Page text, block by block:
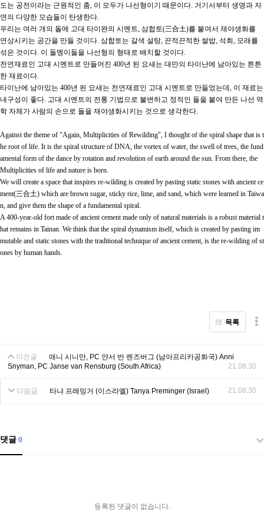
도는 공전이라는 근원적인 춤, 이 모두가 나선형이기 때문이다. 거기서부터 생명과 자
연의 다양한 모습들이 탄생한다.
우리는 여러 개의 돌에 고대 타이완의 시멘트, 삼합토(三合土)를 붙여서 재야생화를
연상시키는 공간을 만들 것이다. 삼합토는 갈색 설탕, 끈적끈적한 쌀밥, 석회, 모래를
섞은 것이다. 이 돌멩이들을 나선형의 형태로 배치할 것이다.
천연재료인 고대 시멘트로 만들어진 400년 된 요새는 대만의 타이난에 남아있는 튼튼
한 재료이다.
타이난에 남아있는 400년 된 요새는 천연재료인 고대 시멘트로 만들었는데, 이 재료는
내구성이 좋다. 고대 시멘트의 전통 기법으로 불변하고 정적인 돌을 붙여 만든 나선 역
학 자체가 사람의 손으로 돌을 재야생화시키는 것으로 생각한다.
Against the theme of "Again, Multiplicities of Rewilding", I thought of the spiral shape that is t
he root of life. It is the spiral structure of DNA, the vortex of water, the swell of trees, the fund
amental form of the dance by rotation and revolution of earth around the sun. From there, the
Multiplicities of life and nature is born.
We will create a space that inspires re-wilding is created by pasting static stones with ancient ce
ment(三合土) which are brown sugar, sticky rice, lime, and sand, which were learned in Taiwa
n, and give them the shape of a fundamental spiral.
A 400-year-old fort made of ancient cement made only of natural materials is a robust material t
hat remains in Tainan. We think that the spiral dynamism itself, which is created by pasting im
mutable and static stones with the traditional technique of ancient cement, is the re-wilding of st
ones by human hands.
목록
이전글
애니 시니만, PC 얀서 반 렌즈버그 (남아프리카공화국) Anni
Snyman, PC Janse van Rensburg (South Africa)
21.08.30
다음글 타냐 프레밍거 (이스라엘) Tanya Preminger (Israel) 21.08.30
댓글 0
등록된 댓글이 없습니다.